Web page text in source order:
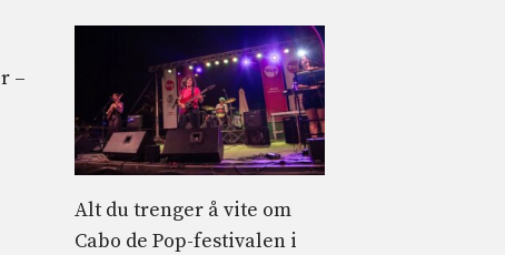
–
Alt du trenger å vite om
Cabo de Pop-festivalen i